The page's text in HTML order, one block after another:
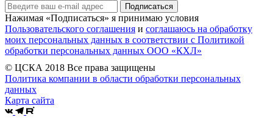
Подписаться
Нажимая «Подписаться» я принимаю условия
Пользовательского соглашения и соглашаюсь на обработку
моих персональных данных в соответствии с Политикой
обработки персональных данных ООО «КХЛ»
© ЦСКА 2018 Все права защищены
Политика компании в области обработки персональных
данных
Карта сайта